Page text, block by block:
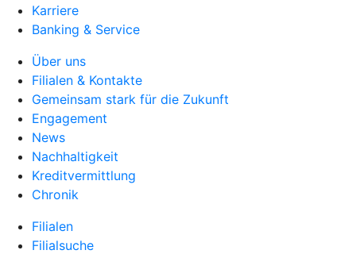
Karriere
Banking & Service
Über uns
Filialen & Kontakte
Gemeinsam stark für die Zukunft
Engagement
News
Nachhaltigkeit
Kreditvermittlung
Chronik
Filialen
Filialsuche